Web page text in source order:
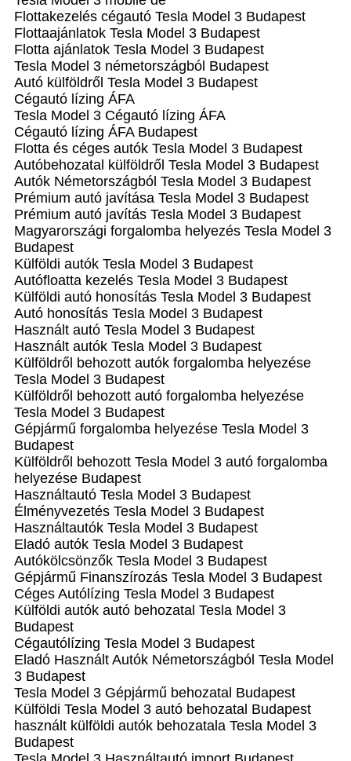
Flottakezelés cégautó Tesla Model 3 Budapest
Flottaajánlatok Tesla Model 3 Budapest
Flotta ajánlatok Tesla Model 3 Budapest
Tesla Model 3 németországból Budapest
Autó külföldről Tesla Model 3 Budapest
Cégautó lízing ÁFA
Tesla Model 3 Cégautó lízing ÁFA
Cégautó lízing ÁFA Budapest
Flotta és céges autók Tesla Model 3 Budapest
Autóbehozatal külföldről Tesla Model 3 Budapest
Autók Németországból‎ Tesla Model 3 Budapest
Prémium autó javítása Tesla Model 3 Budapest
Prémium autó javítás Tesla Model 3 Budapest
Magyarországi forgalomba helyezés Tesla Model 3
Budapest
Külföldi autók‎ Tesla Model 3 Budapest
Autófloatta kezelés Tesla Model 3 Budapest
Külföldi autó honosítás Tesla Model 3 Budapest
Autó honosítás Tesla Model 3 Budapest
Használt autó‎ Tesla Model 3 Budapest
Használt autó‎k Tesla Model 3 Budapest
Külföldről behozott autók forgalomba helyezése
Tesla Model 3 Budapest
Külföldről behozott autó forgalomba helyezése
Tesla Model 3 Budapest
Gépjármű forgalomba helyezése Tesla Model 3
Budapest
Külföldről behozott Tesla Model 3 autó forgalomba
helyezése Budapest
Használtautó‎ Tesla Model 3 Budapest
Élményvezetés Tesla Model 3 Budapest
Használtautó‎k Tesla Model 3 Budapest
Eladó autók Tesla Model 3 Budapest
Autókölcsönzők Tesla Model 3 Budapest
Gépjármű Finanszírozás Tesla Model 3 Budapest
Céges Autólízing Tesla Model 3 Budapest
Külföldi autók‎ autó behozatal Tesla Model 3
Budapest
Cégautólízing Tesla Model 3 Budapest
Eladó Használt Autók Németországból Tesla Model
3 Budapest
Tesla Model 3 Gépjármű behozatal Budapest
Külföldi Tesla Model 3 autó behozatal Budapest
használt külföldi autók behozatala Tesla Model 3
Budapest